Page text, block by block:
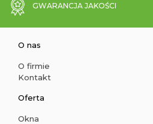
GWARANCJA JAKOŚCI
O nas
O firmie
Kontakt
Oferta
Okna